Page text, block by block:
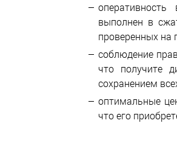
выполнен в
проверенных на
соблюдение
что получите
сохранением
оптимальные
что его